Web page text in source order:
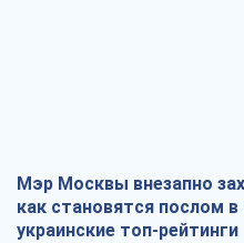
Мэр Москвы внезапно
как становятся послом
украинские топ-рейтинги